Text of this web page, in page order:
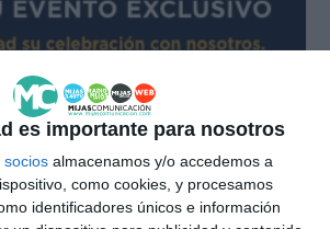
es importante para nosotros
socios almacenamos y/o accedemos a
como cookies, y procesamos
identificadores únicos e información